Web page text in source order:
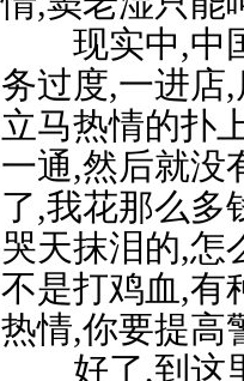
现实中,中国
务过度,一进店
立马热情的扑
一通,然后就没
了,我花那么多
哭天抹泪的,怎
不是打鸡血,有
热情,你要提高
好了,到这里